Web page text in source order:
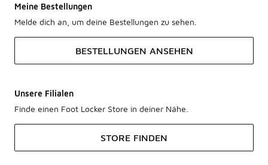
Meine Bestellungen
Melde dich an, um deine Bestellungen zu sehen.
BESTELLUNGEN ANSEHEN
Unsere Filialen
Finde einen Foot Locker Store in deiner Nähe.
STORE FINDEN